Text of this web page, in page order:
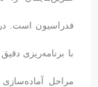
فدراسیون است.
با برنامه‌ریزی
مراحل